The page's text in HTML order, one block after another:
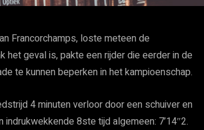
Francorchamps, loste meteen de
het geval is, pakte een rijder die eerder in de
te kunnen beperken in het kampioenschap.
4 minuten verloor door een schuiver en
8ste tijd algemeen: 7’14″2.